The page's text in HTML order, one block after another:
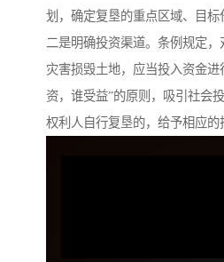
划，确定复垦的重点区域、目标
二是明确投资渠道。条例规定
灾害损毁土地，应当投入资金
资，谁受益”的原则，吸引社会
权利人自行复垦的，给予相应的